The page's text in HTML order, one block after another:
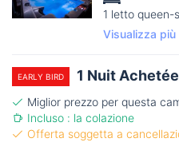
1 letto queen-
Visualizza più
EARLY BIRD 1 Nuit
Miglior prezzo per questa
Incluso : la colazione
Offerta soggetta a